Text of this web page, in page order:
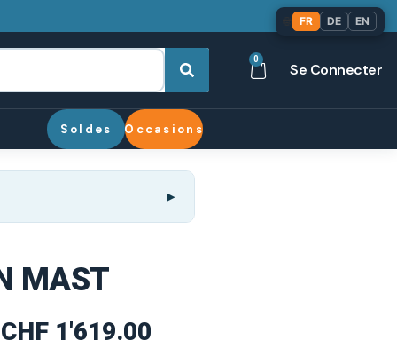
0
Se Connecter
Soldes Occasions
MAST
CHF 1'619.00
FR DE EN